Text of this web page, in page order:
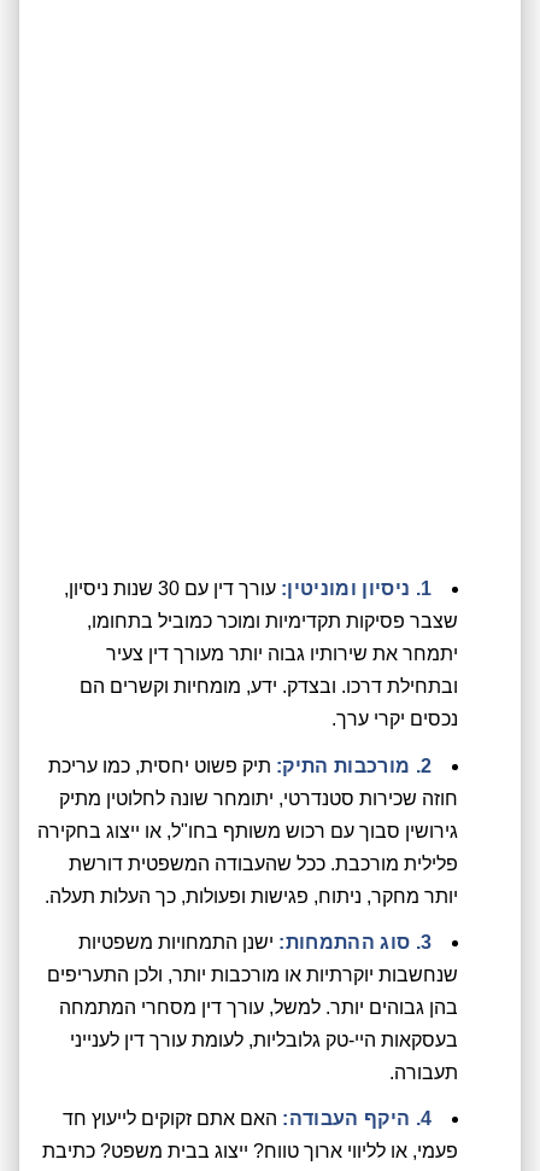
1. ניסיון ומוניטין:
עורך דין עם 30 שנות ניסיון,
שצבר פסיקות תקדימיות ומוכר כמוביל בתחומו,
יתמחר את שירותיו גבוה יותר מעורך דין צעיר
ובתחילת דרכו. ובצדק. ידע, מומחיות וקשרים הם
נכסים יקרי ערך.
2. מורכבות התיק:
תיק פשוט יחסית, כמו עריכת
חוזה שכירות סטנדרטי, יתומחר שונה לחלוטין מתיק
גירושין סבוך עם רכוש משותף בחו"ל, או ייצוג בחקירה
פלילית מורכבת. ככל שהעבודה המשפטית דורשת
יותר מחקר, ניתוח, פגישות ופעולות, כך העלות תעלה.
3. סוג ההתמחות:
ישנן התמחויות משפטיות
שנחשבות יוקרתיות או מורכבות יותר, ולכן התעריפים
בהן גבוהים יותר. למשל, עורך דין מסחרי המתמחה
בעסקאות היי-טק גלובליות, לעומת עורך דין לענייני
תעבורה.
4. היקף העבודה:
האם אתם זקוקים לייעוץ חד
פעמי, או לליווי ארוך טווח? ייצוג בבית משפט? כתיבת